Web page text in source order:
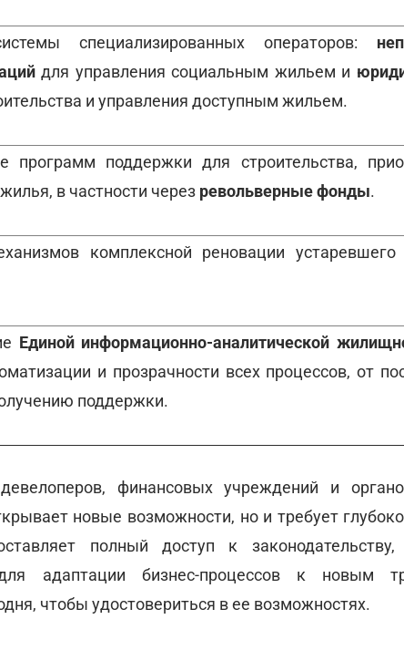
специализированных операторов:
для управления социальным жильем и
и управления доступным жильем.
программ поддержки для строительства,
в частности через револьверные фонды.
комплексной реновации
Единой информационно-аналитической
и прозрачности всех процессов, от
поддержки.
финансовых учреждений и
новые возможности, но и требует
полный доступ к законодательству,
адаптации бизнес-процессов к новым
чтобы удостовериться в ее возможностях.